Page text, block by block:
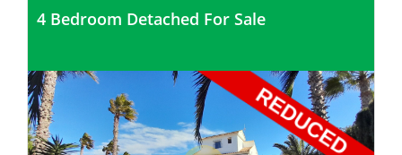
4 Bedroom Detached For Sale